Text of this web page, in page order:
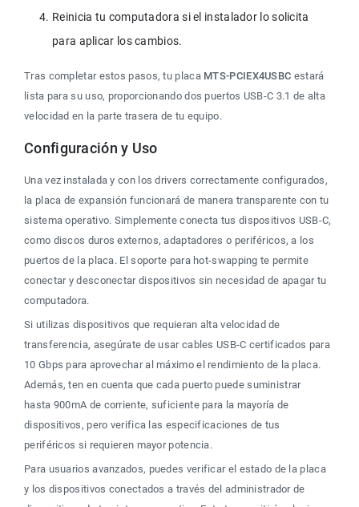
Reinicia tu computadora si el instalador lo solicita
para aplicar los cambios.
Tras completar estos pasos, tu placa MTS-PCIEX4USBC estará
lista para su uso, proporcionando dos puertos USB-C 3.1 de alta
velocidad en la parte trasera de tu equipo.
Configuración y Uso
Una vez instalada y con los drivers correctamente configurados,
la placa de expansión funcionará de manera transparente con tu
sistema operativo. Simplemente conecta tus dispositivos USB-C,
como discos duros externos, adaptadores o periféricos, a los
puertos de la placa. El soporte para hot-swapping te permite
conectar y desconectar dispositivos sin necesidad de apagar tu
computadora.
Si utilizas dispositivos que requieran alta velocidad de
transferencia, asegúrate de usar cables USB-C certificados para
10 Gbps para aprovechar al máximo el rendimiento de la placa.
Además, ten en cuenta que cada puerto puede suministrar
hasta 900mA de corriente, suficiente para la mayoría de
dispositivos, pero verifica las especificaciones de tus
periféricos si requieren mayor potencia.
Para usuarios avanzados, puedes verificar el estado de la placa
y los dispositivos conectados a través del administrador de